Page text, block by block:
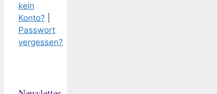
kein
Konto?
Passwort
vergessen?